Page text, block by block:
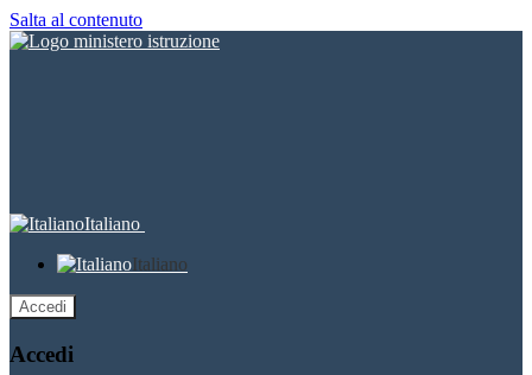
Salta al contenuto
Italiano
Italiano
Accedi
Accedi